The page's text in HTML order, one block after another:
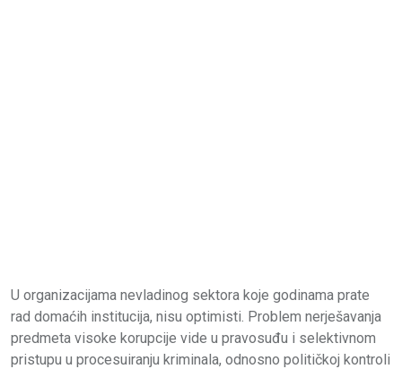
U organizacijama nevladinog sektora koje godinama prate
rad domaćih institucija, nisu optimisti. Problem nerješavanja
predmeta visoke korupcije vide u pravosuđu i selektivnom
pristupu u procesuiranju kriminala, odnosno političkoj kontroli